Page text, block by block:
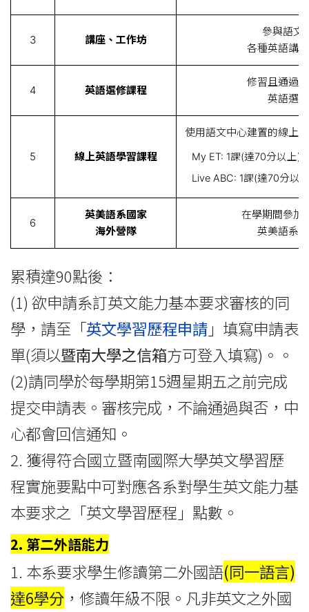
3 講座、工作坊
參與語文
各種英語講
4 英語選修課程
修習且通過
英語選
5 線上英語學習課程
使用語文中心建置的線上
My ET: 1課(達70分以上)
Live ABC: 1課(達70分以
6
英美語系國家
海外營隊
在學期間參加
英美語系
累積達90點後：
(1) 欲申請系訂英文能力基本要求審核的同
學，請至「英文學習歷程申請 」填寫申請表
單(須以暨南大學之信箱方可登入填寫)。。
(2)請同學於每學期第15週星期五之前完成
提交申請表。審核完成，不論通過與否，中
心都會回信通知。
2. 獲得符合國立暨南國際大學英文學習歷
程實施要點中可對應各系對學生英文能力基
本要求之「英文學習歷程」點數。
2. 第二外語能力
1. 本系要求學生修讀第二外國語(同一語言)
達6學分 ，修讀年級不限。凡非英文之外國